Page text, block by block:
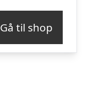
Gå til shop